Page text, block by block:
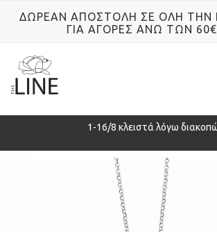
ΔΩΡΕΑΝ ΑΠΟΣΤΟΛΗ ΣΕ ΟΛΗ ΤΗΝ
ΓΙΑ ΑΓΟΡΕΣ ΑΝΩ ΤΩΝ 60€
1-16/8 κλειστά λόγω